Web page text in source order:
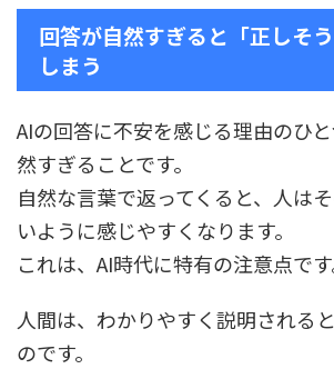
回答が自然すぎると「正しそ
しまう
AIの回答に不安を感じる理由のひ
然すぎることです。
自然な言葉で返ってくると、人は
いように感じやすくなります。
これは、AI時代に特有の注意点です
人間は、わかりやすく説明される
のです。